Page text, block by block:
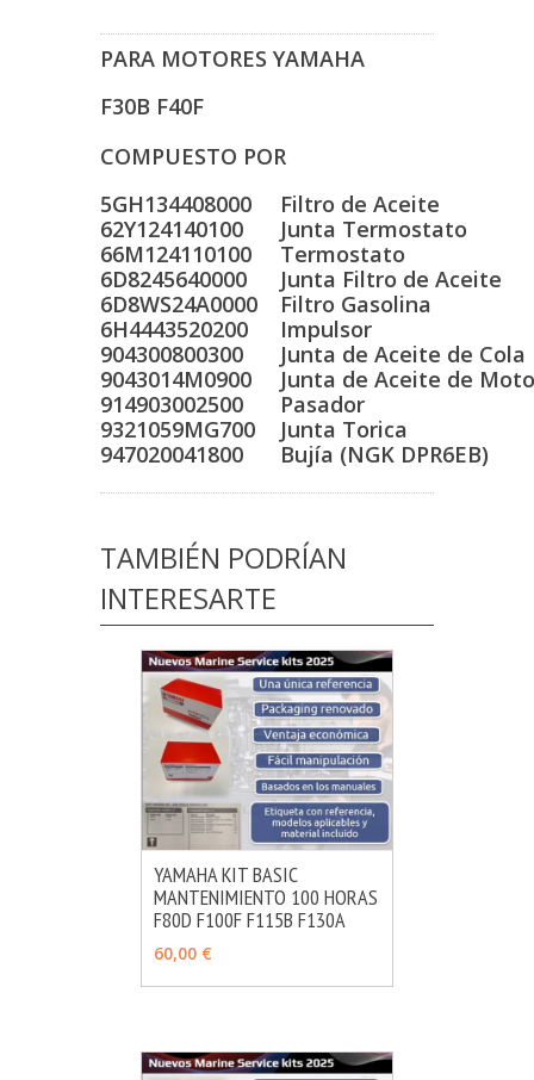
PARA MOTORES YAMAHA
F30B F40F
COMPUESTO POR
5GH134408000
Filtro de Aceite
62Y124140100
Junta Termostato
66M124110100
Termostato
6D8245640000
Junta Filtro de Aceite
6D8WS24A0000
Filtro Gasolina
6H4443520200
Impulsor
904300800300
Junta de Aceite de Cola
9043014M0900
Junta de Aceite de
914903002500
Pasador
9321059MG700
Junta Torica
947020041800
Bujía (NGK DPR6EB)
TAMBIÉN PODRÍAN
INTERESARTE
AÑADIR MÁS INFO
YAMAHA KIT BASIC
MANTENIMIENTO 100 HORAS
F80D F100F F115B F130A
60,00 €